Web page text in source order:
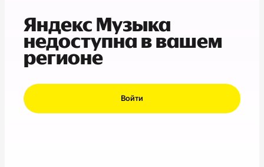
Яндекс Музыка
недоступна в вашем
регионе
Войти